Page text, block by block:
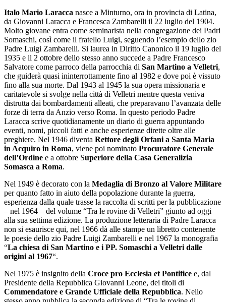
Italo Mario Laracca nasce a Minturno, ora in provincia di Latina,
da Giovanni Laracca e Francesca Zambarelli il 22 luglio del 1904.
Molto giovane entra come seminarista nella congregazione dei Padri
Somaschi, così come il fratello Luigi, seguendo l’esempio dello zio
Padre Luigi Zambarelli. Si laurea in Diritto Canonico il 19 luglio del
1935 e il 2 ottobre dello stesso anno succede a Padre Francesco
Salvatore come parroco della parrocchia di San Martino a Velletri,
che guiderà quasi ininterrottamente fino al 1982 e dove poi è vissuto
fino alla sua morte. Dal 1943 al 1945 la sua opera missionaria e
caritatevole si svolge nella città di Velletri mentre questa veniva
distrutta dai bombardamenti alleati, che preparavano l’avanzata delle
forze di terra da Anzio verso Roma. In questo periodo Padre
Laracca scrive quotidianamente un diario di guerra appuntando
eventi, nomi, piccoli fatti e anche esperienze dirette oltre alle
preghiere. Nel 1946 diventa Rettore degli Orfani a Santa Maria
in Acquiro in Roma, viene poi nominato Procuratore Generale
dell’Ordine e a ottobre Superiore della Casa Generalizia
Somasca a Roma.
Nel 1949 è decorato con la Medaglia di Bronzo al Valore Militare
per quanto fatto in aiuto della popolazione durante la guerra,
esperienza dalla quale trasse la raccolta di scritti per la pubblicazione
– nel 1964 – del volume “Tra le rovine di Velletri” giunto ad oggi
alla sua settima edizione. La produzione letteraria di Padre Laracca
non si esaurisce qui, nel 1966 dà alle stampe un libretto contenente
le poesie dello zio Padre Luigi Zambarelli e nel 1967 la monografia
“La chiesa di San Martino e i PP. Somaschi a Velletri dalle
origini al 1967“.
Nel 1975 è insignito della Croce pro Ecclesia et Pontifice e, dal
Presidente della Repubblica Giovanni Leone, dei titoli di
Commendatore e Grande Ufficiale della Repubblica. Nello